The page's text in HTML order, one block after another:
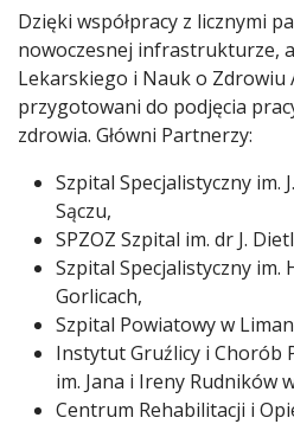
Dzięki współpracy z licznymi
nowoczesnej infrastrukturze,
Lekarskiego i Nauk o Zdrowiu
przygotowani do podjęcia
zdrowia. Główni Partnerzy:
Szpital Specjalistyczny im.
Sączu,
SPZOZ Szpital im. dr J.
Szpital Specjalistyczny im.
Gorlicach,
Szpital Powiatowy w
Instytut Gruźlicy i Chorób
im. Jana i Ireny Rudników
Centrum Rehabilitacji i